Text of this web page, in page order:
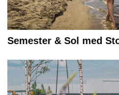
Semester & Sol med